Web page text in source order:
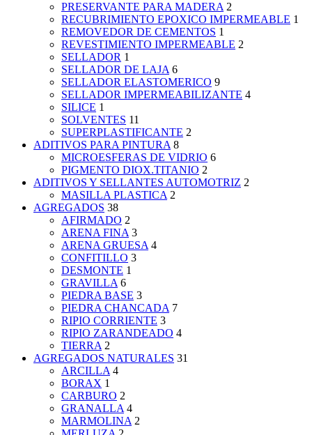
PRESERVANTE PARA MADERA 2
RECUBRIMIENTO EPOXICO IMPERMEABLE 1
REMOVEDOR DE CEMENTOS 1
REVESTIMIENTO IMPERMEABLE 2
SELLADOR 1
SELLADOR DE LAJA 6
SELLADOR ELASTOMERICO 9
SELLADOR IMPERMEABILIZANTE 4
SILICE 1
SOLVENTES 11
SUPERPLASTIFICANTE 2
ADITIVOS PARA PINTURA 8
MICROESFERAS DE VIDRIO 6
PIGMENTO DIOX.TITANIO 2
ADITIVOS Y SELLANTES AUTOMOTRIZ 2
MASILLA PLASTICA 2
AGREGADOS 38
AFIRMADO 2
ARENA FINA 3
ARENA GRUESA 4
CONFITILLO 3
DESMONTE 1
GRAVILLA 6
PIEDRA BASE 3
PIEDRA CHANCADA 7
RIPIO CORRIENTE 3
RIPIO ZARANDEADO 4
TIERRA 2
AGREGADOS NATURALES 31
ARCILLA 4
BORAX 1
CARBURO 2
GRANALLA 4
MARMOLINA 2